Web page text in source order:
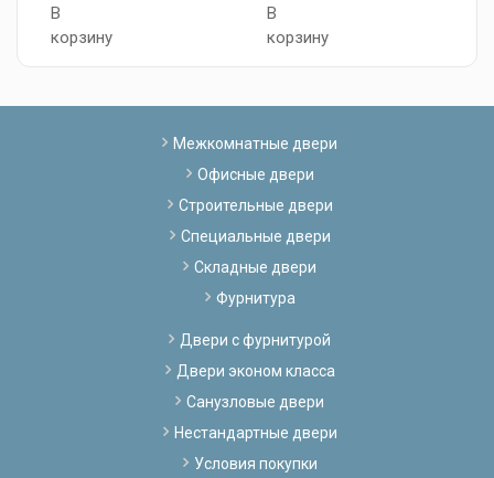
В
корзину
В
корзину
Межкомнатные двери
Офисные двери
Строительные двери
Специальные двери
Складные двери
Фурнитура
Двери с фурнитурой
Двери эконом класса
Санузловые двери
Нестандартные двери
Условия покупки